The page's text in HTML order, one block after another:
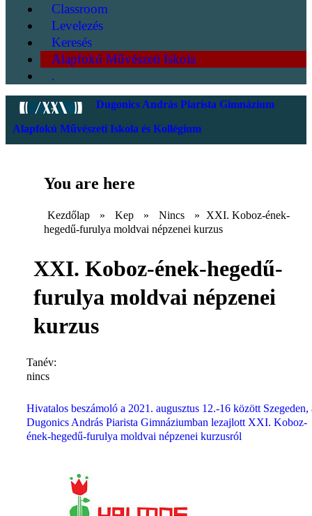
Classroom
Levelezés
Keresés
Alapfokú Művészeti Iskola
.
Dugonics András Piarista Gimnázium
Alapfokú Művészeti Iskola és Kollégium
You are here
Kezdőlap » Kep » Nincs »
XXI. Koboz-ének-
hegedű-furulya moldvai népzenei kurzus
XXI. Koboz-ének-hegedű-
furulya moldvai népzenei
kurzus
Tanév:
nincs
Hivatalos beszámoló a 2021. augusztus 12.-16 között Szegeden,
Dugonics András Piarista Gimnáziumban lezajlott XXI. Koboz-
ének-hegedű-furulya moldvai népzenei kurzusról